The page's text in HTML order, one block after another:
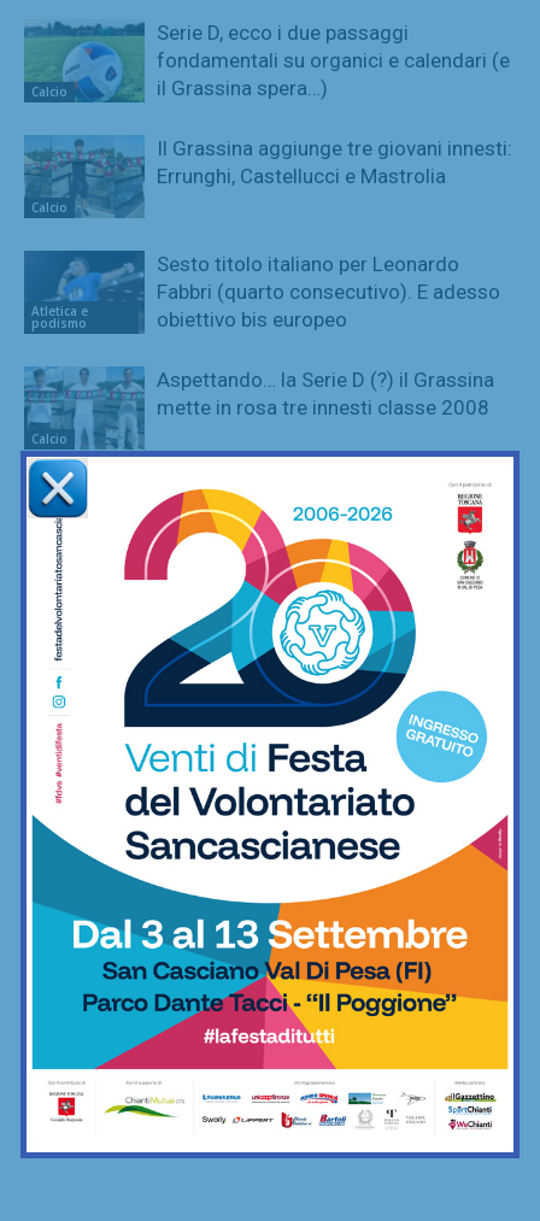
Calcio
Serie D, ecco i due passaggi
fondamentali su organici e calendari (e
il Grassina spera…)
Calcio
Il Grassina aggiunge tre giovani innesti:
Errunghi, Castellucci e Mastrolia
Atletica e
podismo
Sesto titolo italiano per Leonardo
Fabbri (quarto consecutivo). E adesso
obiettivo bis europeo
Calcio
Aspettando… la Serie D (?) il Grassina
mette in rosa tre innesti classe 2008
Atletica e
podismo
Short Trail al Tramonto 2026: 3.000
euro di solidarietà per le associazioni di
Bagno a Ripoli